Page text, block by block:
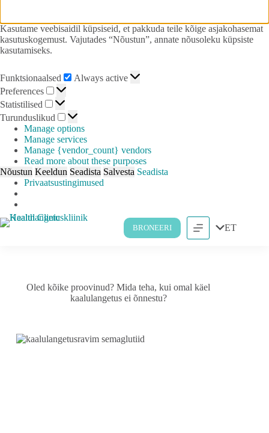
Kasutame veebisaidil küpsiseid, et pakkuda teile kõige asjakohasemat
kasutuskogemust. Vajutades “Nõustun”, annate nõusoleku küpsiste
kasutamiseks.
Funktsionaalsed
Always active
Preferences
Statistilised
Turunduslikud
Manage options
Manage services
Manage {vendor_count} vendors
Read more about these purposes
Nõustun Keeldun Seadista Salvesta Seadista
Privaatsustingimused
BRONEERI ET
Oled kõike proovinud? Mida teha, kui omal käel
kaalulangetus ei õnnestu?